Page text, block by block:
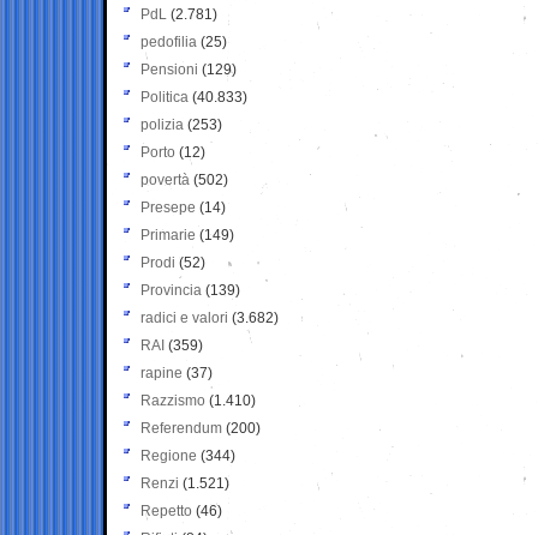
PdL (2.781)
pedofilia (25)
Pensioni (129)
Politica (40.833)
polizia (253)
Porto (12)
povertà (502)
Presepe (14)
Primarie (149)
Prodi (52)
Provincia (139)
radici e valori (3.682)
RAI (359)
rapine (37)
Razzismo (1.410)
Referendum (200)
Regione (344)
Renzi (1.521)
Repetto (46)